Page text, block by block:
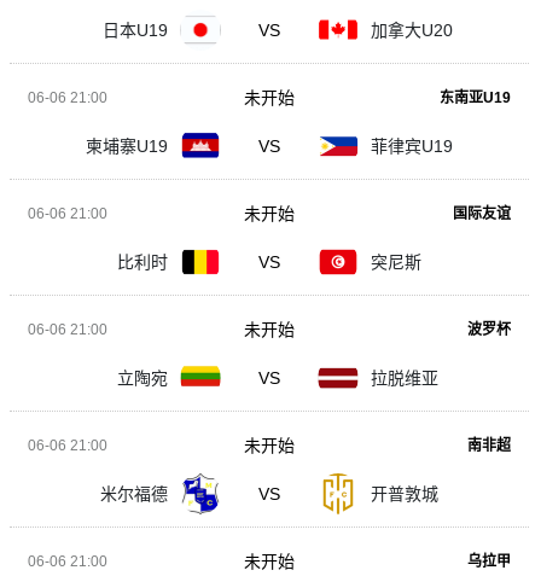
日本U19 VS 加拿大U20
06-06 21:00 东南亚U19
柬埔寨U19 VS 菲律宾U19
未开始
06-06 21:00 国际友谊
比利时 VS 突尼斯
未开始
06-06 21:00 波罗杯
立陶宛 VS 拉脱维亚
未开始
06-06 21:00 南非超
米尔福德 VS 开普敦城
未开始
06-06 21:00 乌拉甲
未开始